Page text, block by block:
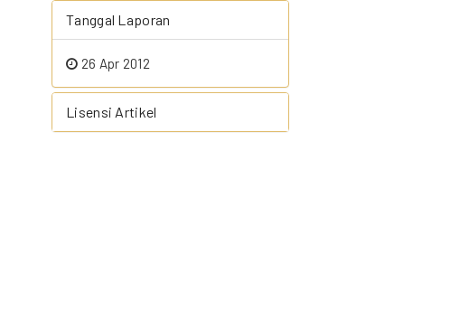
Tanggal Laporan
26 Apr 2012
Lisensi Artikel